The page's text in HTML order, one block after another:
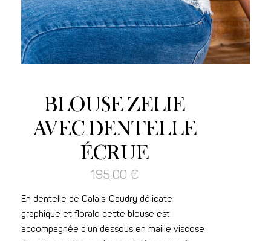
BLOUSE ZELIE
AVEC DENTELLE
ÉCRUE
195,00 €
En dentelle de Calais-Caudry délicate
graphique et florale cette blouse est
accompagnée d’un dessous en maille viscose